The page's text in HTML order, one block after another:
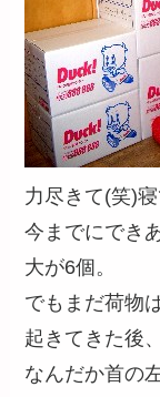
力尽きて(笑)
今までにでき
大が6個。
でもまだ荷物
起きてきた後
なんだか首の